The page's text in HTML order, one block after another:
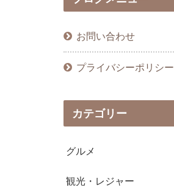
お問い合わせ
プライバシーポリシー
カテゴリー
グルメ
観光・レジャー